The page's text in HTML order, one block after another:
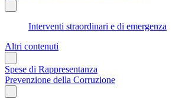
Interventi straordinari e di emergenza
Altri contenuti
Spese di Rappresentanza
Prevenzione della Corruzione